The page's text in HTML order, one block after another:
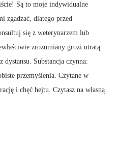
Są to moje indywidualne
zgadzać, dlatego przed
się z weterynarzem lub
zrozumiany grozi utratą
dystansu. Substancja czynna:
przemyślenia. Czytane w
i chęć hejtu. Czytasz na własną